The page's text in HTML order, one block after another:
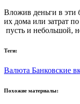
Вложив деньги в эти
их дома или затрат
пусть и небольшой,
Теги:
Валюта Банковские
Похожие материалы: